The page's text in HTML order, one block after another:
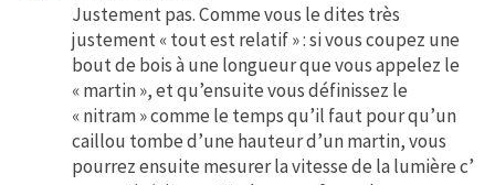
Justement pas. Comme vous le dites très
justement « tout est relatif » : si vous coupez une
bout de bois à une longueur que vous appelez le
« martin », et qu’ensuite vous définissez le
« nitram » comme le temps qu’il faut pour qu’un
caillou tombe d’une hauteur d’un martin, vous
pourrez ensuite mesurer la vitesse de la lumière c’